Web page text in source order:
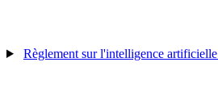
Règlement sur l'intelligence artificielle